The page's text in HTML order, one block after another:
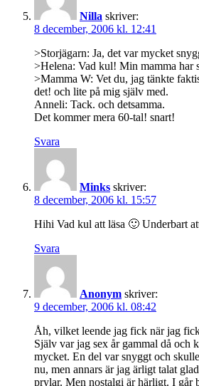
Nilla skriver:
8 december, 2006 kl. 12:41
>Storjägarn: Ja, det var mycket
>Helena: Vad kul! Min mamma har
>Mamma W: Vet du, jag tänkte
det! och lite på mig själv med.
Anneli: Tack. och detsamma.
Det kommer mera 60-tal! snart!
Svara
Minks skriver:
8 december, 2006 kl. 15:57
Hihi Vad kul att läsa 🙂 Underbart
Svara
Anonym skriver:
9 december, 2006 kl. 08:42
Åh, vilket leende jag fick när jag
Själv var jag sex år gammal då och
mycket. En del var snyggt och
nu, men annars är jag ärligt talat
prylar. Men nostalgi är härligt. I går